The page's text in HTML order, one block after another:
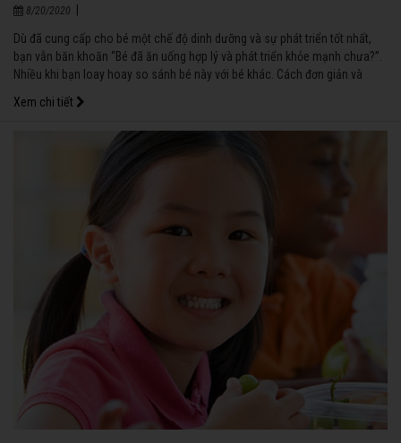
8/20/2020
Dù đã cung cấp cho bé một chế độ dinh dưỡng và sự phát triển tốt nhất,
bạn vẫn băn khoăn “Bé đã ăn uống hợp lý và phát triển khỏe mạnh chưa?”.
Nhiều khi bạn loay hoay so sánh bé này với bé khác. Cách đơn giản và
khối cơ thể (BMI) theo từng độ tuổi.
Xem chi tiết